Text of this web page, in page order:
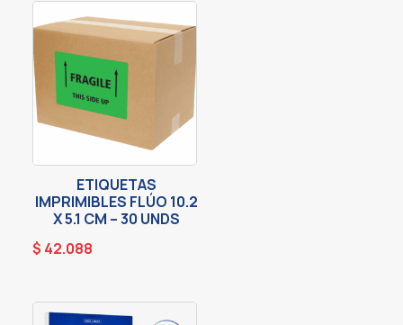
ETIQUETAS
IMPRIMIBLES FLÚO 10.2
X 5.1 CM – 30 UNDS
$ 42.088